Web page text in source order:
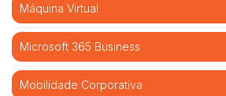
Máquina Virtual
Microsoft 365 Business
Mobilidade Corporativa